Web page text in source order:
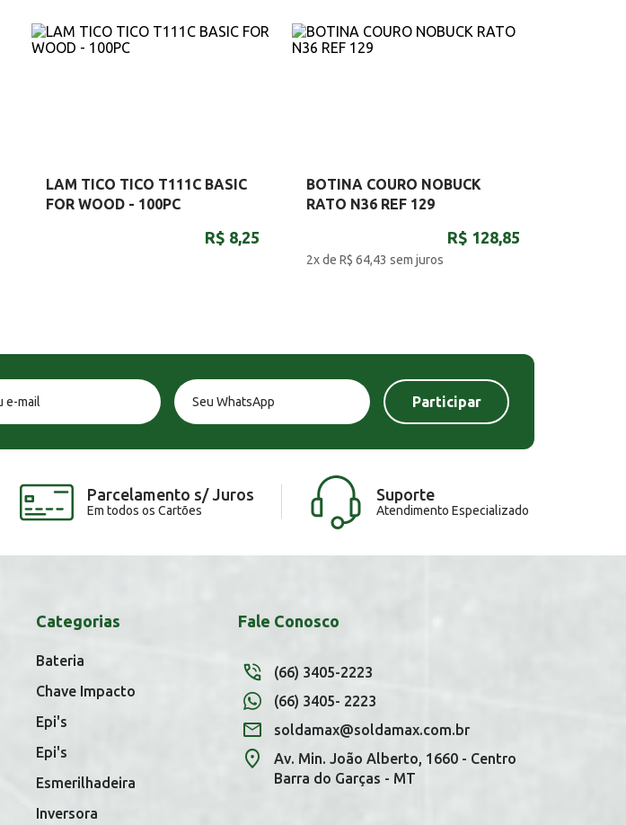
LAM TICO TICO T111C BASIC
FOR WOOD - 100PC
R$ 8,25
BOTINA COURO NOBUCK
RATO N36 REF 129
R$ 128,85
2x de R$ 64,43 sem juros
Parcelamento s/ Juros
Em todos os Cartões
Suporte
Atendimento Especializado
Categorias
Bateria
Chave Impacto
Epi's
Epi's
Esmerilhadeira
Inversora
Fale Conosco
(66) 3405-2223
(66) 3405- 2223
soldamax@soldamax.com.br
Av. Min. João Alberto, 1660 - Centro
Barra do Garças - MT